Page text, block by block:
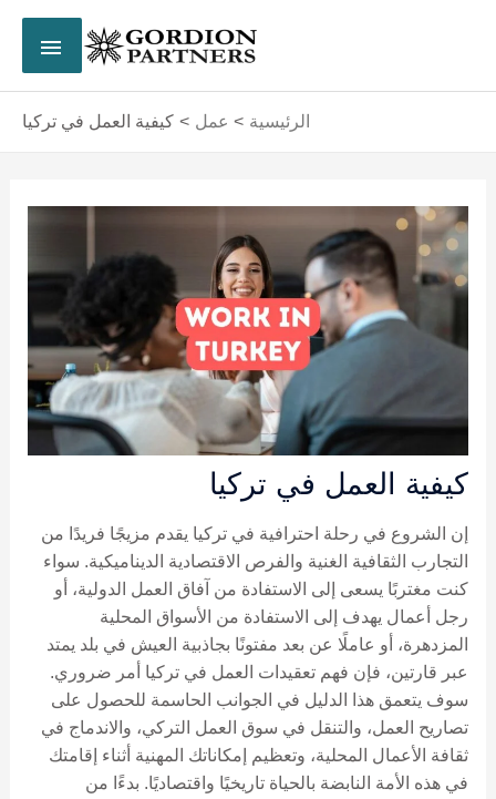
الرئيسية عمل كيفية العمل في تركيا
كيفية العمل في تركيا
إن الشروع في رحلة احترافية في تركيا يقدم مزيجًا فريدًا من
التجارب الثقافية الغنية والفرص الاقتصادية الديناميكية. سواء
كنت مغتربًا يسعى إلى الاستفادة من آفاق العمل الدولية، أو
رجل أعمال يهدف إلى الاستفادة من الأسواق المحلية
المزدهرة، أو عاملًا عن بعد مفتونًا بجاذبية العيش في بلد يمتد
عبر قارتين، فإن فهم تعقيدات العمل في تركيا أمر ضروري.
سوف يتعمق هذا الدليل في الجوانب الحاسمة للحصول على
تصاريح العمل، والتنقل في سوق العمل التركي، والاندماج في
ثقافة الأعمال المحلية، وتعظيم إمكاناتك المهنية أثناء إقامتك
في هذه الأمة النابضة بالحياة تاريخيًا واقتصاديًا. بدءًا من